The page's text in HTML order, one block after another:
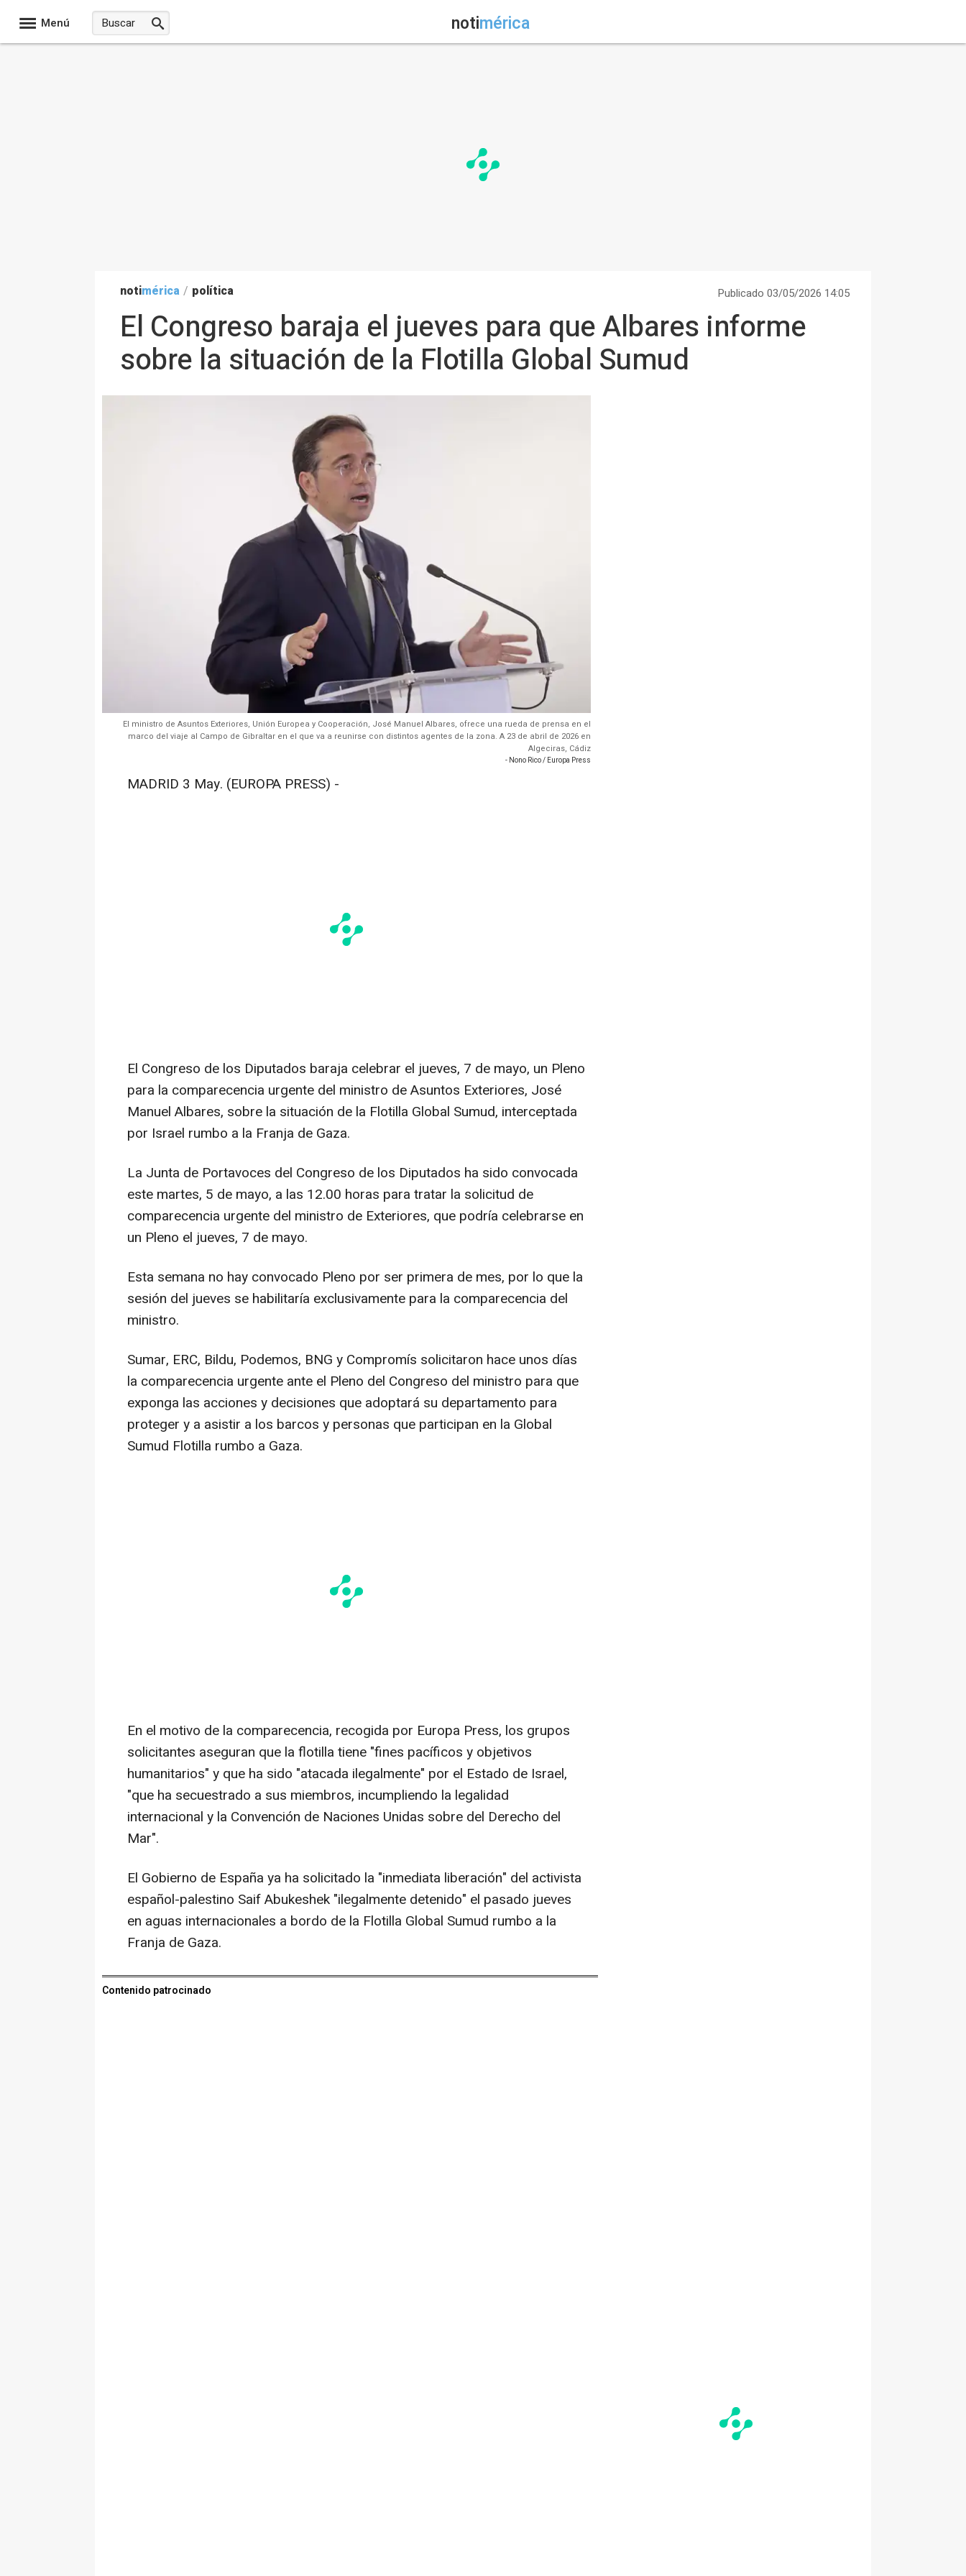
Menú notimérica
notimérica / política Publicado 03/05/2026 14:05
El Congreso baraja el jueves para que Albares informe
sobre la situación de la Flotilla Global Sumud
El ministro de Asuntos Exteriores, Unión Europea y Cooperación, José Manuel Albares, ofrece una rueda de prensa en el
marco del viaje al Campo de Gibraltar en el que va a reunirse con distintos agentes de la zona. A 23 de abril de 2026 en
Algeciras, Cádiz
- Nono Rico / Europa Press
MADRID 3 May. (EUROPA PRESS) -
El Congreso de los Diputados baraja celebrar el jueves, 7 de mayo, un Pleno
para la comparecencia urgente del ministro de Asuntos Exteriores, José
Manuel Albares, sobre la situación de la Flotilla Global Sumud, interceptada
por Israel rumbo a la Franja de Gaza.
La Junta de Portavoces del Congreso de los Diputados ha sido convocada
este martes, 5 de mayo, a las 12.00 horas para tratar la solicitud de
comparecencia urgente del ministro de Exteriores, que podría celebrarse en
un Pleno el jueves, 7 de mayo.
Esta semana no hay convocado Pleno por ser primera de mes, por lo que la
sesión del jueves se habilitaría exclusivamente para la comparecencia del
ministro.
Sumar, ERC, Bildu, Podemos, BNG y Compromís solicitaron hace unos días
la comparecencia urgente ante el Pleno del Congreso del ministro para que
exponga las acciones y decisiones que adoptará su departamento para
proteger y a asistir a los barcos y personas que participan en la Global
Sumud Flotilla rumbo a Gaza.
En el motivo de la comparecencia, recogida por Europa Press, los grupos
solicitantes aseguran que la flotilla tiene "fines pacíficos y objetivos
humanitarios" y que ha sido "atacada ilegalmente" por el Estado de Israel,
"que ha secuestrado a sus miembros, incumpliendo la legalidad
internacional y la Convención de Naciones Unidas sobre del Derecho del
Mar".
El Gobierno de España ya ha solicitado la "inmediata liberación" del activista
español-palestino Saif Abukeshek "ilegalmente detenido" el pasado jueves
en aguas internacionales a bordo de la Flotilla Global Sumud rumbo a la
Franja de Gaza.
Contenido patrocinado